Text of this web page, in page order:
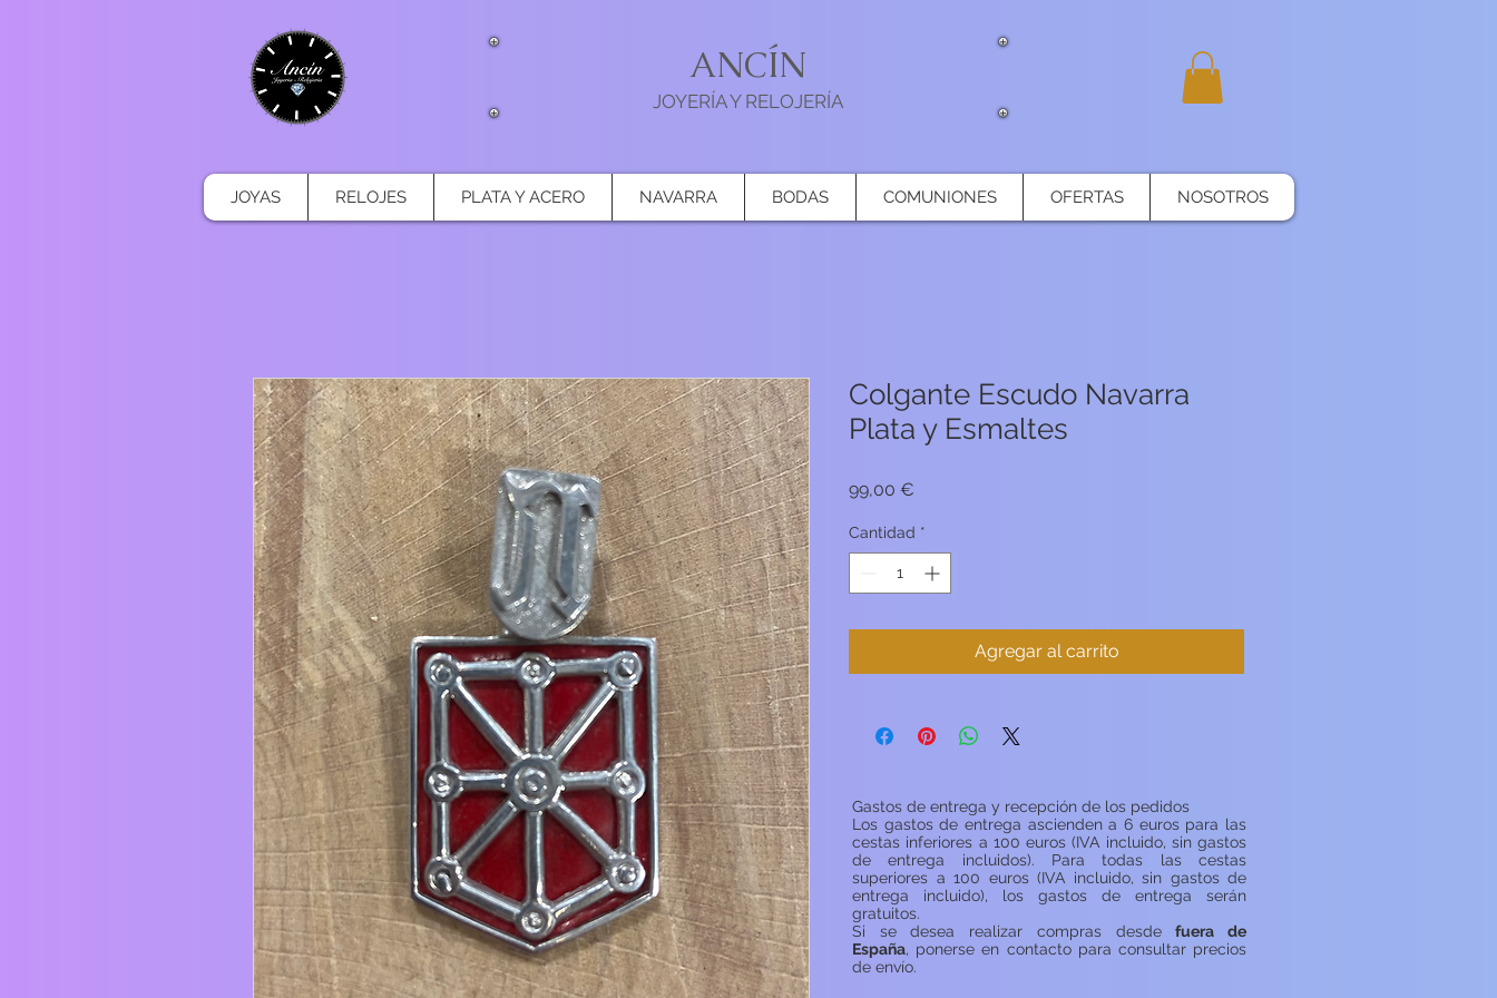
ANCÍN
JOYERÍA Y RELOJERÍA
JOYAS RELOJES PLATA Y ACERO NAVARRA BODAS COMUNIONES OFERTAS NOSOTROS
Colgante Escudo Navarra
Plata y Esmaltes
99,00 €
Cantidad *
Agregar al carrito
Gastos de entrega y recepción de los pedidos
Los gastos de entrega ascienden a 6 euros para las
cestas inferiores a 100 euros (IVA incluido, sin gastos
de entrega incluidos). Para todas las cestas
superiores a 100 euros (IVA incluido, sin gastos de
entrega incluido), los gastos de entrega serán
gratuitos.
Si se desea realizar compras desdefuera de
España, ponerse en contacto para consultar precios
de envío.